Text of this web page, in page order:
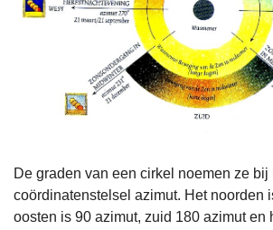
De graden van een cirkel noemen ze bij
coördinatenstelsel azimut. Het noorden
oosten is 90 azimut, zuid 180 azimut en